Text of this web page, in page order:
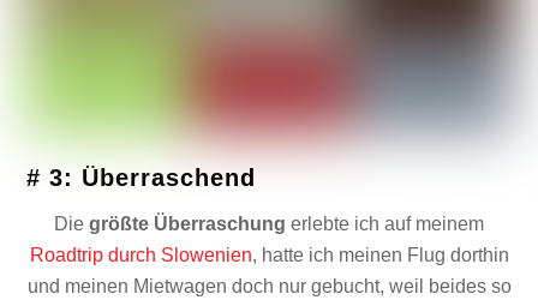
# 3: Überraschend
Die größte Überraschung erlebte ich auf meinem
Roadtrip durch Slowenien, hatte ich meinen Flug dorthin
und meinen Mietwagen doch nur gebucht, weil beides so